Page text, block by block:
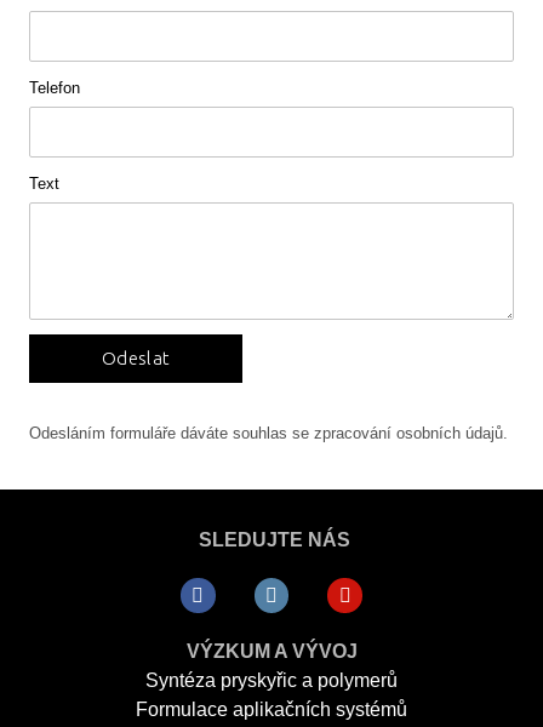
Telefon
Text
Odeslat
Odesláním formuláře dáváte souhlas se zpracování osobních údajů.
SLEDUJTE NÁS
VÝZKUM A VÝVOJ
Syntéza pryskyřic a polymerů
Formulace aplikačních systémů